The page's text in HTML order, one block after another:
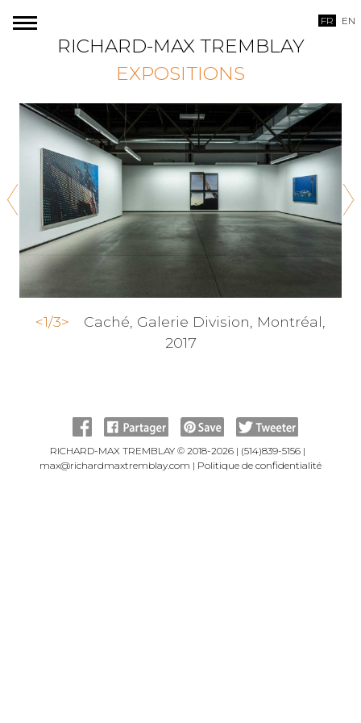
to
RICHARD-MAX TREMBLAY
EXPOSITIONS
FR EN
<1/3>
Caché, Galerie Division, Montréal,
2017
RICHARD-MAX TREMBLAY © 2018-2026 | (514)839-5156 |
max@richardmaxtremblay.com | Politique de confidentialité